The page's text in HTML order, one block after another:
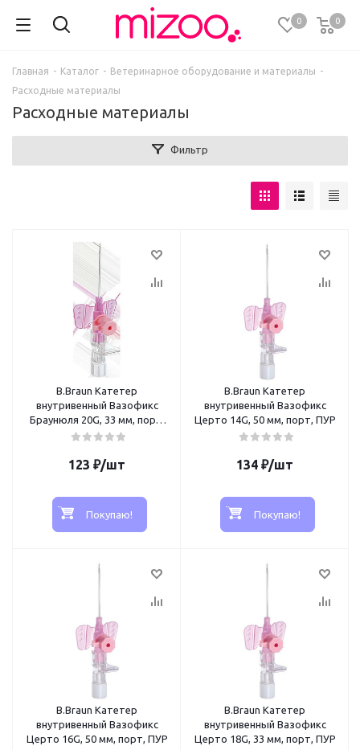
0 0
Главная - Каталог - Ветеринарное оборудование и материалы -
Расходные материалы
Расходные материалы
Фильтр
B.Braun Катетер
внутривенный Вазофикс
Браунюля 20G, 33 мм, порт,
ФЭП
123 ₽/шт
Покупаю!
B.Braun Катетер
внутривенный Вазофикс
Церто 14G, 50 мм, порт, ПУР
134 ₽/шт
Покупаю!
B.Braun Катетер
внутривенный Вазофикс
Церто 16G, 50 мм, порт, ПУР
B.Braun Катетер
внутривенный Вазофикс
Церто 18G, 33 мм, порт, ПУР